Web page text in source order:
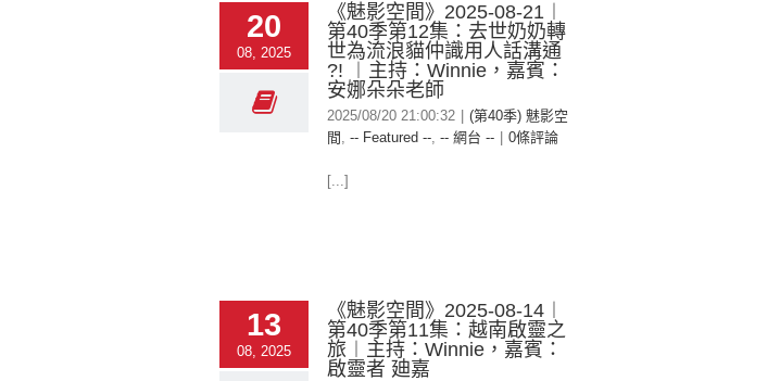
20
08, 2025
《魅影空間》2025-08-21︱
第40季第12集：去世奶奶轉
世為流浪貓仲識用人話溝通
?! ︱主持：Winnie，嘉賓：
安娜朵朵老師
2025/08/20 21:00:32
(第40季) 魅影空
間 , -- Featured --, -- 網台 -- 0條評論
[...]
13
08, 2025
《魅影空間》2025-08-14︱
第40季第11集：越南啟靈之
旅︱主持：Winnie，嘉賓：
啟靈者 廸嘉